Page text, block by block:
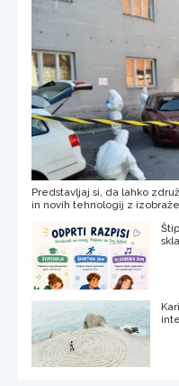
Predstavljaj si, da lahko
in novih tehnologij z